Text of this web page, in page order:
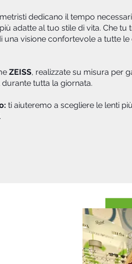
dedicano il tempo
adatte al tuo stile di vita. Che
visione confortevole a tutte le
ZEISS, realizzate su misura per
tutta la giornata.
ti aiuteremo a scegliere le lenti